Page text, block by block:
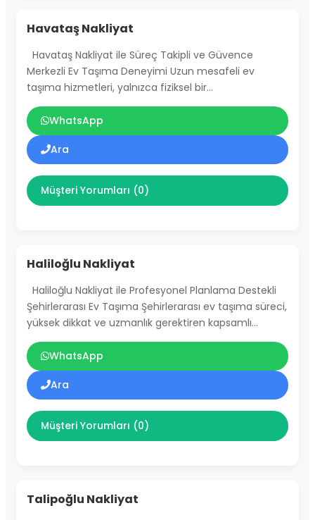
Havataş Nakliyat
Havataş Nakliyat ile Süreç Takipli ve Güvence
Merkezli Ev Taşıma Deneyimi Uzun mesafeli ev
taşıma hizmetleri, yalnızca fiziksel bir…
WhatsApp
Ara
Müşteri Yorumları (0)
Haliloğlu Nakliyat
Haliloğlu Nakliyat ile Profesyonel Planlama Destekli
Şehirlerarası Ev Taşıma Şehirlerarası ev taşıma süreci,
yüksek dikkat ve uzmanlık gerektiren kapsamlı…
WhatsApp
Ara
Müşteri Yorumları (0)
Talipoğlu Nakliyat